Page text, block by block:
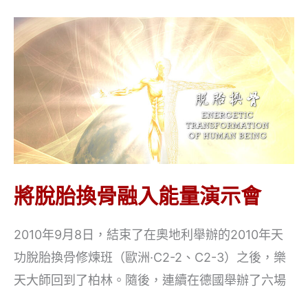
將脫胎換骨融入能量演示會
2010年9月8日，結束了在奧地利舉辦的2010年天
功脫胎換骨修煉班（歐洲·C2-2、C2-3）之後，樂
天大師回到了柏林。隨後，連續在德國舉辦了六場